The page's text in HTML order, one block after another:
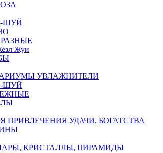
ШУЙ
Жуи
УВЛАЖНИТЕЛИ
ШУЙ
ПРИВЛЕЧЕНИЯ УДАЧИ, БОГАТСТВА
КРИСТАЛЛЫ, ПИРАМИДЫ